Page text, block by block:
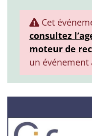
Cet
consultez
moteur de
un événement